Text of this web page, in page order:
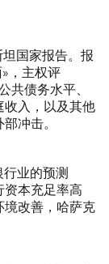
国家报告。报
，主权评
共债务水平、
收入，以及其他
冲击。
业的预测
资本充足率高
境改善，哈萨克